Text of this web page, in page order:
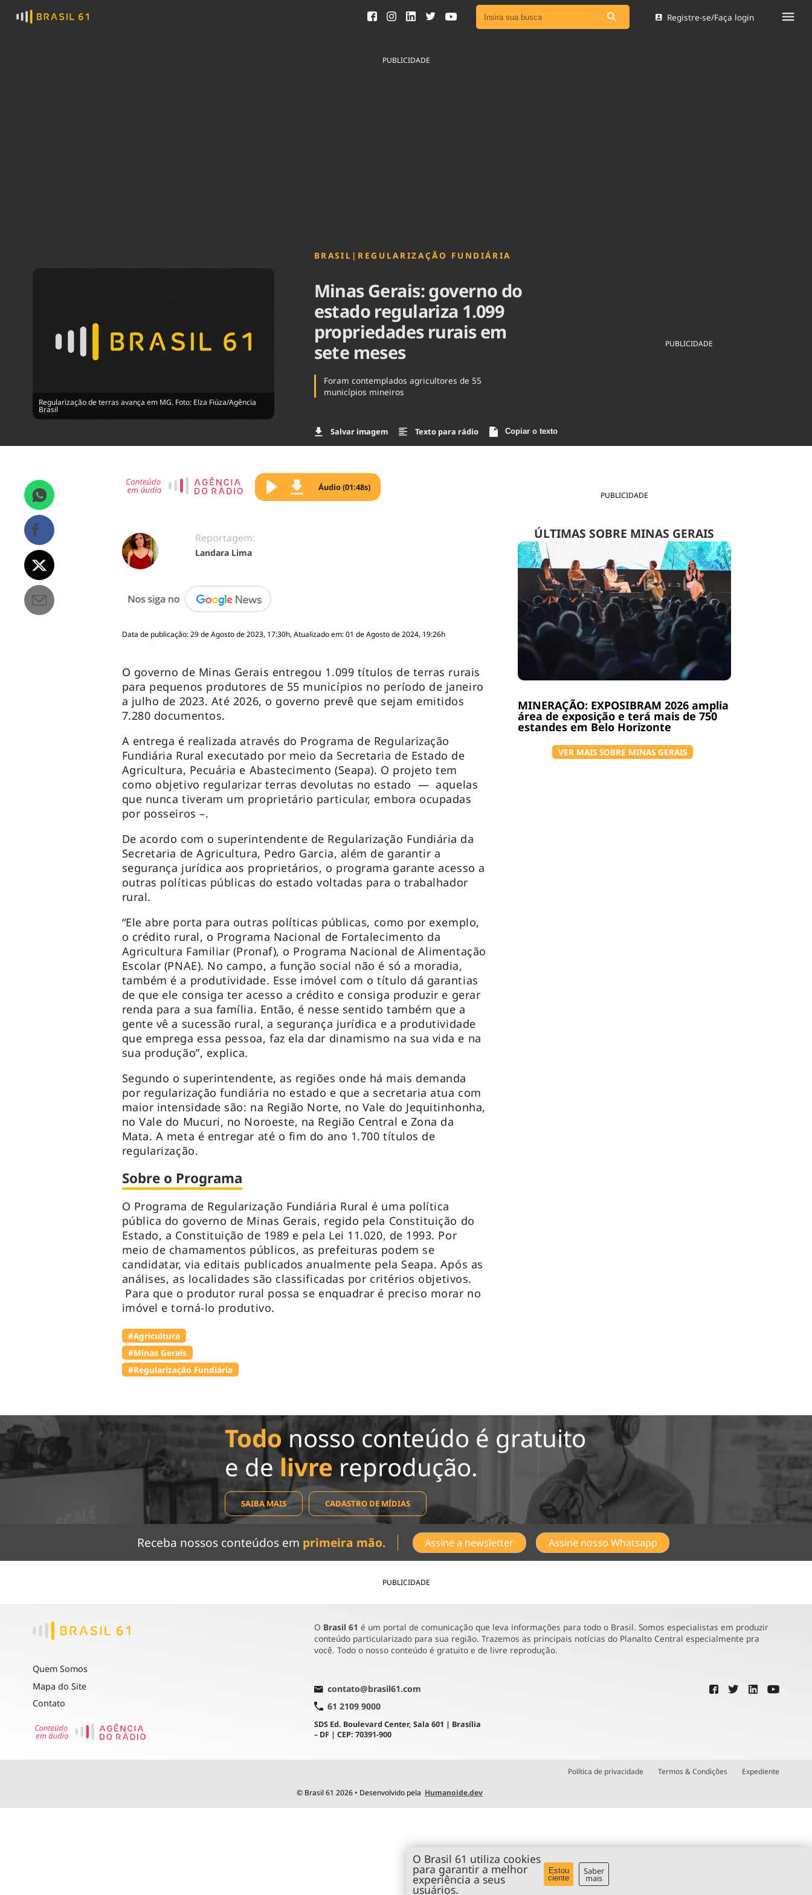
Ver todas as notícias
Agronegócios
Brasil
Brasil Mineral
Cinema
Registre-se/Faça login
PUBLICIDADE
Regularização de terras avança em MG. Foto: Elza Fiúza/Agência
Brasil
BRASIL | REGULARIZAÇÃO FUNDIÁRIA
Minas Gerais: governo do
estado regulariza 1.099
propriedades rurais em
sete meses
Foram contemplados agricultores de 55
municípios mineiros
Salvar imagem Texto para rádio Copiar o texto
PUBLICIDADE
PUBLICIDADE
ÚLTIMAS SOBRE MINAS GERAIS
MINERAÇÃO: EXPOSIBRAM 2026 amplia
área de exposição e terá mais de 750
estandes em Belo Horizonte
VER MAIS SOBRE MINAS GERAIS
Áudio (01:48s)
Reportagem:
Landara Lima
Data de publicação: 29 de Agosto de 2023, 17:30h, Atualizado em: 01 de Agosto de 2024, 19:26h
O governo de Minas Gerais entregou 1.099 títulos de terras rurais
para pequenos produtores de 55 municípios no período de janeiro
a julho de 2023. Até 2026, o governo prevê que sejam emitidos
7.280 documentos.
A entrega é realizada através do Programa de Regularização
Fundiária Rural executado por meio da Secretaria de Estado de
Agricultura, Pecuária e Abastecimento (Seapa). O projeto tem
como objetivo regularizar terras devolutas no estado — aquelas
que nunca tiveram um proprietário particular, embora ocupadas
por posseiros –.
De acordo com o superintendente de Regularização Fundiária da
Secretaria de Agricultura, Pedro Garcia, além de garantir a
segurança jurídica aos proprietários, o programa garante acesso a
outras políticas públicas do estado voltadas para o trabalhador
rural.
“Ele abre porta para outras políticas públicas, como por exemplo,
o crédito rural, o Programa Nacional de Fortalecimento da
Agricultura Familiar (Pronaf), o Programa Nacional de Alimentação
Escolar (PNAE). No campo, a função social não é só a moradia,
também é a produtividade. Esse imóvel com o título dá garantias
de que ele consiga ter acesso a crédito e consiga produzir e gerar
renda para a sua família. Então, é nesse sentido também que a
gente vê a sucessão rural, a segurança jurídica e a produtividade
que emprega essa pessoa, faz ela dar dinamismo na sua vida e na
sua produção”, explica.
Segundo o superintendente, as regiões onde há mais demanda
por regularização fundiária no estado e que a secretaria atua com
maior intensidade são: na Região Norte, no Vale do Jequitinhonha,
no Vale do Mucuri, no Noroeste, na Região Central e Zona da
Mata. A meta é entregar até o fim do ano 1.700 títulos de
regularização.
Sobre o Programa
O Programa de Regularização Fundiária Rural é uma política
pública do governo de Minas Gerais, regido pela Constituição do
Estado, a Constituição de 1989 e pela Lei 11.020, de 1993. Por
meio de chamamentos públicos, as prefeituras podem se
candidatar, via editais publicados anualmente pela Seapa. Após as
análises, as localidades são classificadas por critérios objetivos.
Para que o produtor rural possa se enquadrar é preciso morar no
imóvel e torná-lo produtivo.
#Agricultura
#Minas Gerais
#Regularização Fundiária
Todonosso conteúdo é gratuito
e de livre reprodução.
SAIBA MAIS CADASTRO DE MÍDIAS
Receba nossos conteúdos em primeira mão. Assine a newsletter Assine nosso Whatsapp
PUBLICIDADE
Quem Somos
Mapa do Site
Contato
O Brasil 61 é um portal de comunicação que leva informações para todo o Brasil. Somos especialistas em produzir
conteúdo particularizado para sua região. Trazemos as principais notícias do Planalto Central especialmente pra
você. Todo o nosso conteúdo é gratuito e de livre reprodução.
contato@brasil61.com
61 2109 9000
SDS Ed. Boulevard Center, Sala 601 | Brasília
– DF | CEP: 70391-900
Política de privacidade Termos & Condições Expediente
© Brasil 61 2026 • Desenvolvido pela Humanoide.dev
O Brasil 61 utiliza cookies
para garantir a melhor
experiência a seus
usuários.
Estou
ciente
Saber
mais